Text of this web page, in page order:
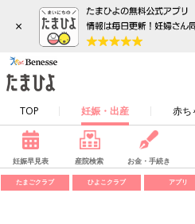
×
TOP 妊娠・出産 赤ち
妊娠早見表 産院検索 お金・手続き
たまごクラブ ひよこクラブ アプリ